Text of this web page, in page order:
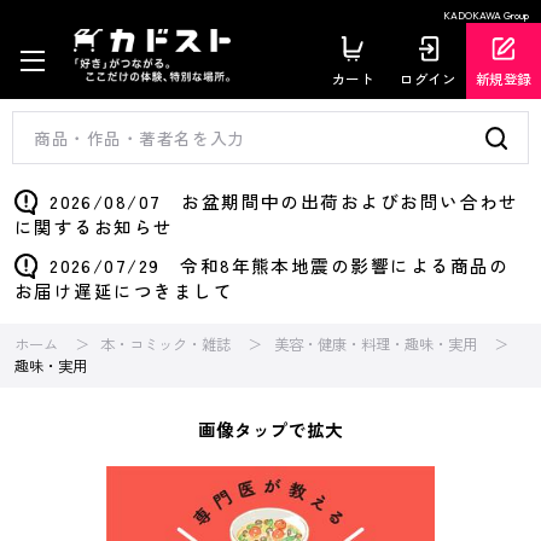
KADOKAWA Group
カート ログイン 新規登録
2026/08/07 お盆期間中の出荷およびお問い合わせ
に関するお知らせ
2026/07/29 令和8年熊本地震の影響による商品の
お届け遅延につきまして
ホーム 本・コミック・雑誌
美容・健康・料理・趣味・実用
趣味・実用
画像タップで拡大